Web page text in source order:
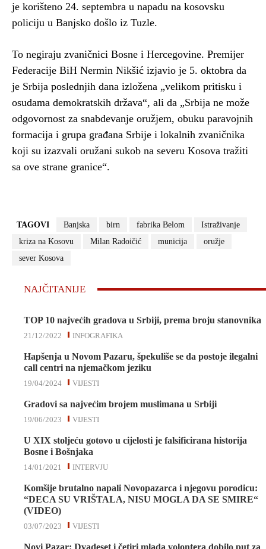
je korišteno 24. septembra u napadu na kosovsku
policiju u Banjsko došlo iz Tuzle.
To negiraju zvaničnici Bosne i Hercegovine. Premijer
Federacije BiH Nermin Nikšić izjavio je 5. oktobra da
je Srbija poslednjih dana izložena „velikom pritisku i
osudama demokratskih država“, ali da „Srbija ne može
odgovornost za snabdevanje oružjem, obuku paravojnih
formacija i grupa građana Srbije i lokalnih zvaničnika
koji su izazvali oružani sukob na severu Kosova tražiti
sa ove strane granice“.
TAGOVI Banjska birn fabrika Belom
Istraživanje
kriza na Kosovu
Milan Radoičić municija
oružje
sever Kosova
NAJČITANIJE
TOP 10 najvećih gradova u Srbiji, prema broju stanovnika
INFOGRAFIKA
21/12/2022
Hapšenja u Novom Pazaru, špekuliše se da postoje ilegalni
call centri na njemačkom jeziku
VIJESTI
19/04/2024
Gradovi sa najvećim brojem muslimana u Srbiji
VIJESTI
19/06/2023
U XIX stoljeću gotovo u cijelosti je falsificirana historija
Bosne i Bošnjaka
INTERVJU
14/01/2021
Komšije brutalno napali Novopazarca i njegovu porodicu:
“DECA SU VRIŠTALA, NISU MOGLA DA SE SMIRE“
(VIDEO)
VIJESTI
03/07/2023